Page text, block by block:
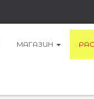
МАГАЗИН